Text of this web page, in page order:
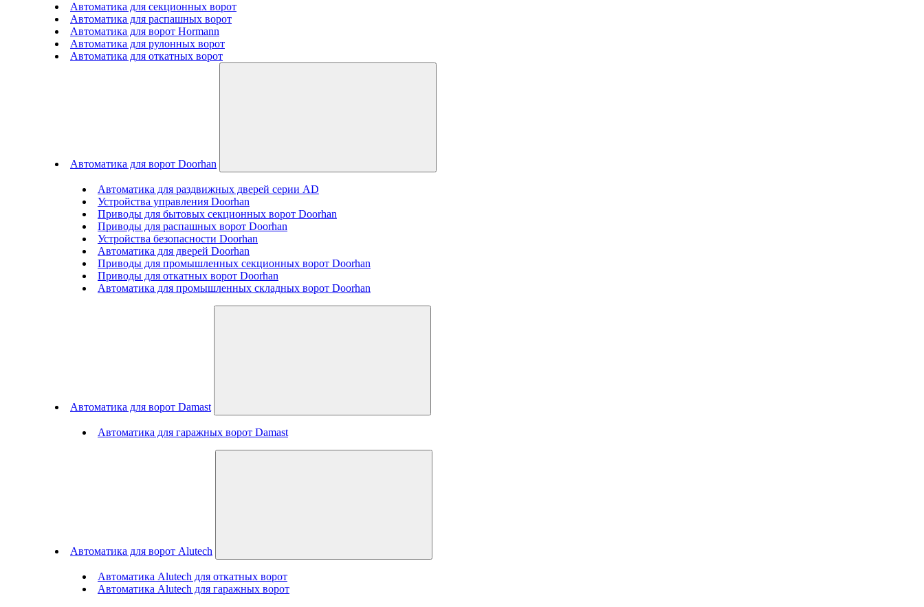
Автоматика для секционных ворот
Автоматика для распашных ворот
Автоматика для ворот Hormann
Автоматика для рулонных ворот
Автоматика для откатных ворот
Автоматика для ворот Doorhan
Автоматика для раздвижных дверей серии AD
Устройства управления Doorhan
Приводы для бытовых секционных ворот Doorhan
Приводы для распашных ворот Doorhan
Устройства безопасности Doorhan
Автоматика для дверей Doorhan
Приводы для промышленных секционных ворот Doorhan
Приводы для откатных ворот Doorhan
Автоматика для промышленных складных ворот Doorhan
Автоматика для ворот Damast
Автоматика для гаражных ворот Damast
Автоматика для ворот Alutech
Автоматика Alutech для откатных ворот
Автоматика Alutech для гаражных ворот